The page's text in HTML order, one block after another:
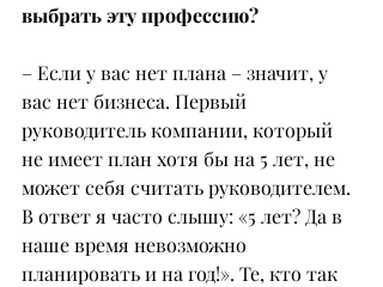
выбрать эту профессию?
– Если у вас нет плана – значит, у
вас нет бизнеса. Первый
руководитель компании, который
не имеет план хотя бы на 5 лет, не
может себя считать руководителем.
В ответ я часто слышу: «5 лет? Да в
наше время невозможно
планировать и на год!». Те, кто так